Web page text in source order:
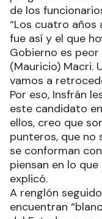
de los
“Los cuatro
fue así y el que
Gobierno es
(Mauricio) Macri.
vamos a
Por eso, Insfrán
este candidato
ellos, creo que
punteros, que no
se conforman
piensan en lo
explicó.
A renglón
encuentran